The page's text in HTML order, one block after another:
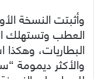
وأثبتت النسخة
العطب وتستهلك
البطاريات،